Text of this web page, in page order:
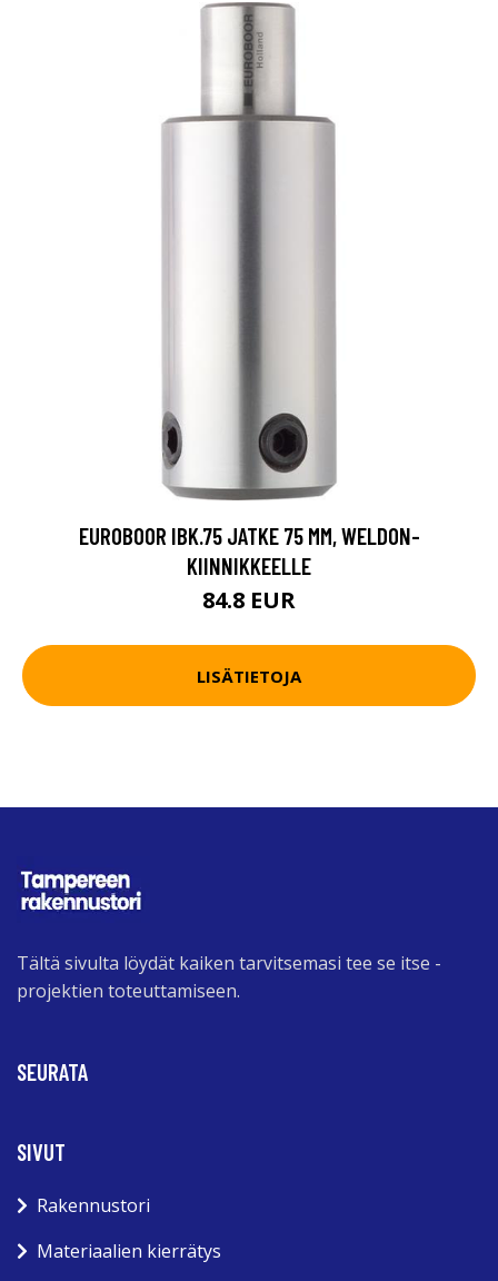
EUROBOOR IBK.75 JATKE 75 MM, WELDON-
KIINNIKKEELLE
84.8 EUR
LISÄTIETOJA
Tältä sivulta löydät kaiken tarvitsemasi tee se itse -
projektien toteuttamiseen.
SEURATA
SIVUT
Rakennustori
Materiaalien kierrätys